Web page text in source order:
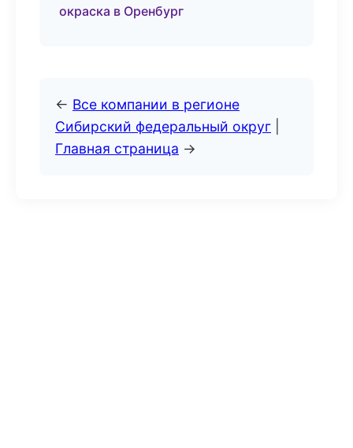
окраска в Оренбург
← Все компании в регионе
Сибирский федеральный округ
Главная страница →